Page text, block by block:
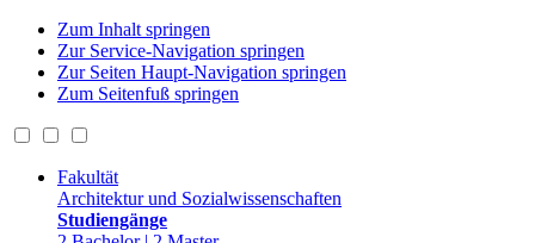
Zum Inhalt springen
Zur Service-Navigation springen
Zur Seiten Haupt-Navigation springen
Zum Seitenfuß springen
Fakultät
Architektur und Sozialwissenschaften
Studiengänge